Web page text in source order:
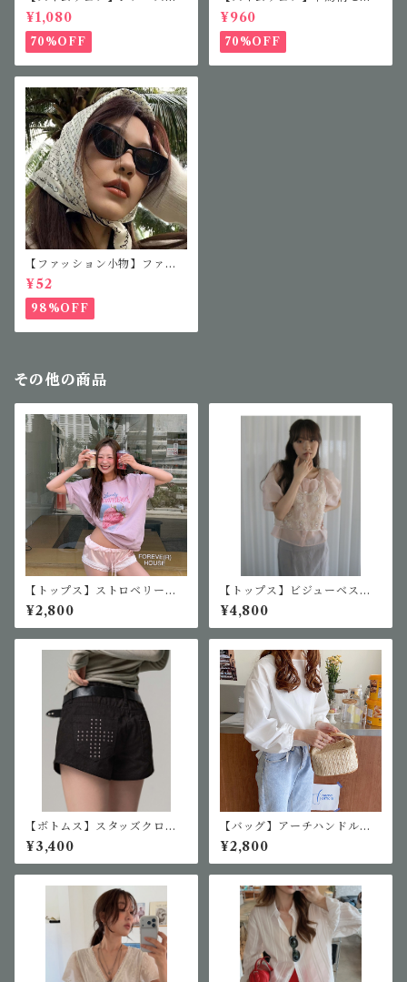
ーブフリルワンピース
¥1,080
70%OFF
レート水着
¥960
70%OFF
【ファッション小物】ファッ
ションサングラス
¥52
98%OFF
その他の商品
【トップス】ストロベリーロ
ゴTシャツ
¥2,800
【トップス】ビジューベスト
＆パフスリーブブラウス
¥4,800
【ボトムス】スタッズクロス
ショートパンツ
¥3,400
【バッグ】アーチハンドルミ
ニバスケットバッグ
¥2,800